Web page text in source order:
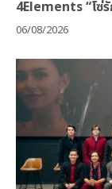
4Elements “โซ่
06/08/2026